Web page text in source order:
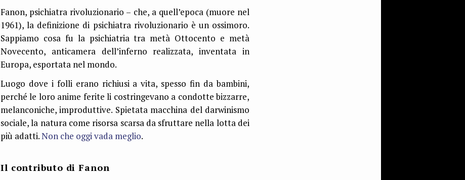
Fanon, psichiatra rivoluzionario – che, a quell’epoca (muore nel
1961), la definizione di psichiatra rivoluzionario è un ossimoro.
Sappiamo cosa fu la psichiatria tra metà Ottocento e metà
Novecento, anticamera dell’inferno realizzata, inventata in
Europa, esportata nel mondo.
Luogo dove i folli erano richiusi a vita, spesso fin da bambini,
perché le loro anime ferite li costringevano a condotte bizzarre,
melanconiche, improduttive. Spietata macchina del darwinismo
sociale, la natura come risorsa scarsa da sfruttare nella lotta dei
più adatti.Non che oggi vada meglio.
Il contributo di Fanon